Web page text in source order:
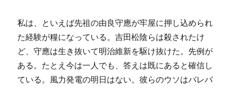
私は、といえば先祖の由良守應が牢屋に押し込められ
た経験が糧になっている。吉田松陰らは殺されたけ
ど、守應は生き抜いて明治維新を駆け抜けた。先例が
ある。たとえ今は一人でも、答えは既にあると確信し
ている。風力発電の明日はない。彼らのウソはバレバ